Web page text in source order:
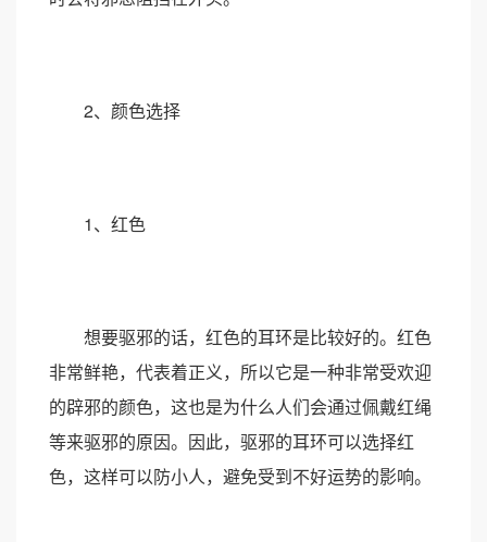
2、颜色选择
1、红色
想要驱邪的话，红色的耳环是比较好的。红色
非常鲜艳，代表着正义，所以它是一种非常受欢迎
的辟邪的颜色，这也是为什么人们会通过佩戴红绳
等来驱邪的原因。因此，驱邪的耳环可以选择红
色，这样可以防小人，避免受到不好运势的影响。